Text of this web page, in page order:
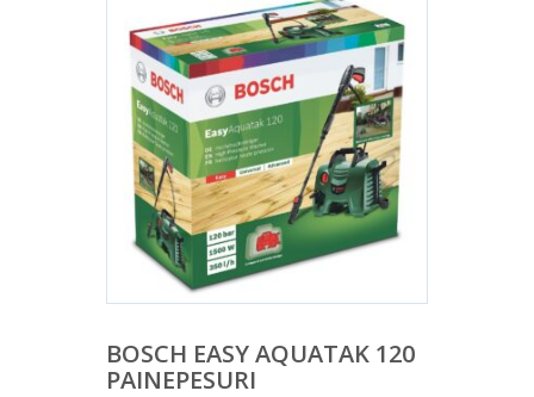
BOSCH EASY AQUATAK 120
PAINEPESURI